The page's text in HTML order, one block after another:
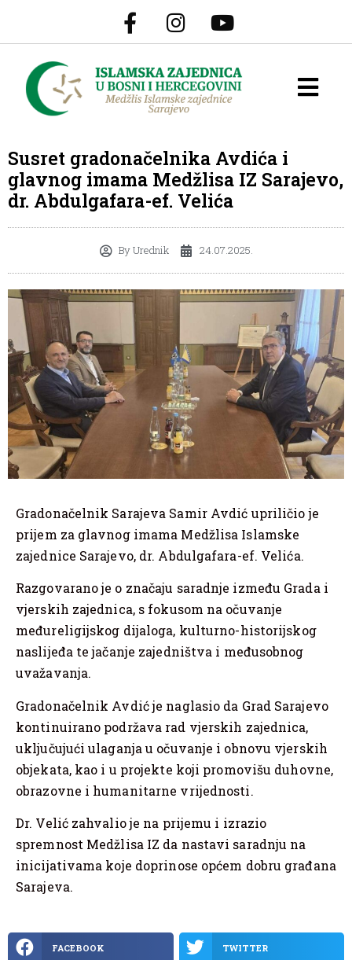
Susret gradonačelnika Avdića i
glavnog imama Medžlisa IZ Sarajevo,
dr. Abdulgafara-ef. Velića
ByUrednik 24.07.2025.
Gradonačelnik Sarajeva Samir Avdić upriličio je
prijem za glavnog imama Medžlisa Islamske
zajednice Sarajevo, dr. Abdulgafara-ef. Velića.
Razgovarano je o značaju saradnje između Grada i
vjerskih zajednica, s fokusom na očuvanje
međureligijskog dijaloga, kulturno-historijskog
naslijeđa te jačanje zajedništva i međusobnog
uvažavanja.
Gradonačelnik Avdić je naglasio da Grad Sarajevo
kontinuirano podržava rad vjerskih zajednica,
uključujući ulaganja u očuvanje i obnovu vjerskih
objekata, kao i u projekte koji promovišu duhovne,
obrazovne i humanitarne vrijednosti.
Dr. Velić zahvalio je na prijemu i izrazio
spremnost Medžlisa IZ da nastavi saradnju na
inicijativama koje doprinose općem dobru građana
Sarajeva.
FACEBOOK TWITTER